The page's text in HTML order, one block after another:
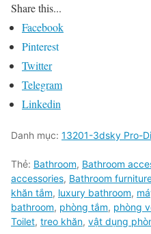
Share this...
Facebook
Pinterest
Twitter
Telegram
Linkedin
Danh mục: 13201-3dsky Pro-
Thẻ: Bathroom, Bathroom
accessories, Bathroom
khăn tắm, luxury bathroom,
bathroom, phòng tắm, phòng
Toilet, treo khăn, vật dụng